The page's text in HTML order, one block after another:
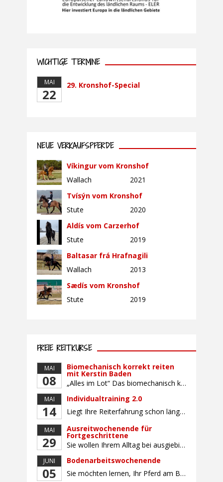
WICHTIGE TERMINE
MAI
22
29. Kronshof-Special
NEUE VERKAUFSPFERDE
Víkingur vom Kronshof
Wallach
2021
Tvísýn vom Kronshof
Stute
2020
Aldís vom Carzerhof
Stute
2019
Baltasar frá Hrafnagili
Wallach
2013
Sædís vom Kronshof
Stute
2019
FREIE REITKURSE
MAI
08
Biomechanisch korrekt reiten
mit Kerstin Baden
„Alles im Lot“ Das biomechanisch korrekte Reiten vereint viele wichtige Erkenntnisse der Reitkunst und der Physiologie von Pferd und Reiter miteinander. Ziel ist die größtmögliche Symmetrie des Reiters, denn erst wenn „alles im Lot“ ist, kann das Pferd den Reiter ausbalanciert und losgelassen tragen. Dafür muss der Reiter lernen, die Reaktionen seines Pferdes auf seinen […]
MAI
14
Individualtraining 2.0
Liegt Ihre Reiterfahrung schon länger zurück oder fühlen Sie sich noch nicht richtig fit? Oder sind Sie bereits ein sicherer Reiter und freuen sich auf weiterführenden Unterricht? Training für Reiter:innen mit unterschiedlicher Reiterfahrung, auf die Wünsche und Kenntnisse des Einzelnen abgestimmt. Ein abwechslungsreiches Programm mit individuellem Reitunterricht mit unterschiedlichen Schwerpunkten und für Fortgeschrittene auch mit […]
MAI
29
Ausreitwochenende für
Fortgeschrittene
Sie wollen Ihrem Alltag bei ausgiebigen Ritten durch unser wunderschönes Gelände entfliehen? Dann ist das Ausreitwochenende genau das Richtige. Geübte und sichere Reiter und Reiterinnen genießen die herrliche Natur unter erfahrener Rittführung. Teilnahme mit Leih- oder eigenem Pferd möglich. Mindestteilnehmerzahl: 5 Personen
JUNI
05
Bodenarbeitswochenende
Sie möchten lernen, Ihr Pferd am Boden gezielt zu gymnastizieren und durch feine Kommunikation zu führen? Dieser Kurs vermittelt, wie gezieltes und korrektes Longieren zur gymnastizierenden Arbeit mit dem Pferd beitragen. Wir arbeiten mit Hilfe eines Kappzaums – ohne Ausbinder oder andere Hilfszügel. Im Mittelpunkt stehen feine Kommunikation, klare Körpersprache und präzise Hilfengebung mit dem […]